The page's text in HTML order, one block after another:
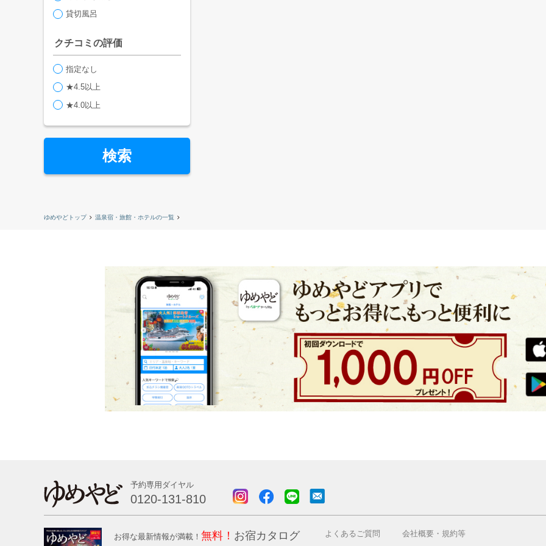
貸切風呂
クチコミの評価
指定なし
★4.5以上
★4.0以上
検索
ゆめやどトップ 温泉宿・旅館・ホテルの一覧
予約専用ダイヤル
0120-131-810
お得な最新情報が満載！ 無料！ お宿カタログ よくあるご質問 会社概要・規約等